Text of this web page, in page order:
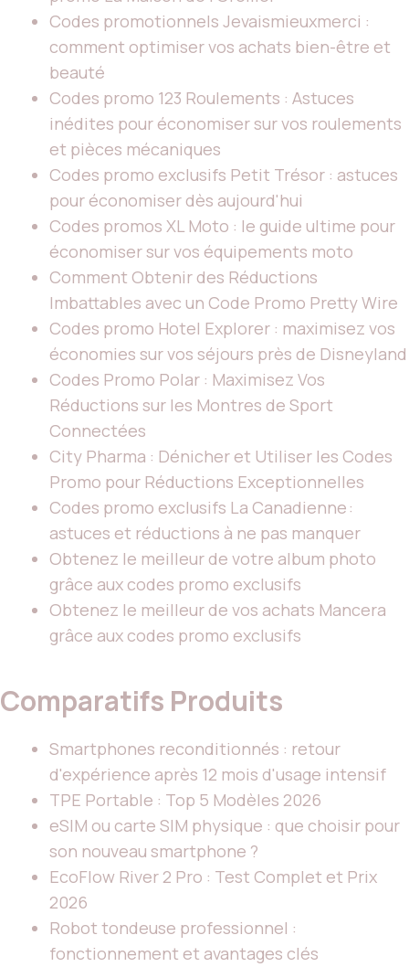
Codes promotionnels Jevaismieuxmerci :
comment optimiser vos achats bien-être et
beauté
Codes promo 123 Roulements : Astuces
inédites pour économiser sur vos roulements
et pièces mécaniques
Codes promo exclusifs Petit Trésor : astuces
pour économiser dès aujourd'hui
Codes promos XL Moto : le guide ultime pour
économiser sur vos équipements moto
Comment Obtenir des Réductions
Imbattables avec un Code Promo Pretty Wire
Codes promo Hotel Explorer : maximisez vos
économies sur vos séjours près de Disneyland
Codes Promo Polar : Maximisez Vos
Réductions sur les Montres de Sport
Connectées
City Pharma : Dénicher et Utiliser les Codes
Promo pour Réductions Exceptionnelles
Codes promo exclusifs La Canadienne :
astuces et réductions à ne pas manquer
Obtenez le meilleur de votre album photo
grâce aux codes promo exclusifs
Obtenez le meilleur de vos achats Mancera
grâce aux codes promo exclusifs
Comparatifs Produits
Smartphones reconditionnés : retour
d'expérience après 12 mois d'usage intensif
TPE Portable : Top 5 Modèles 2026
eSIM ou carte SIM physique : que choisir pour
son nouveau smartphone ?
EcoFlow River 2 Pro : Test Complet et Prix
2026
Robot tondeuse professionnel :
fonctionnement et avantages clés